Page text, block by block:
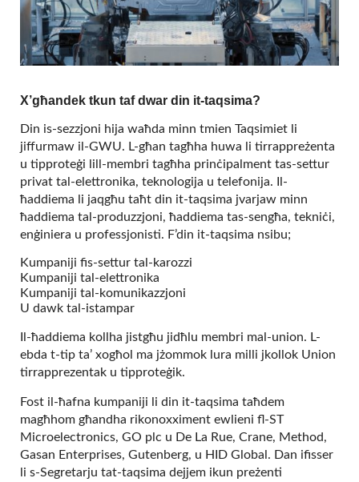
X’għandek tkun taf dwar din it-taqsima?
Din is-sezzjoni hija waħda minn tmien Taqsimiet li
jiffurmaw il-GWU. L-għan tagħha huwa li tirrappreżenta
u tipproteġi lill-membri tagħha prinċipalment tas-settur
privat tal-elettronika, teknologija u telefonija. Il-
ħaddiema li jaqgħu taħt din it-taqsima jvarjaw minn
ħaddiema tal-produzzjoni, ħaddiema tas-sengħa, tekniċi,
enġiniera u professjonisti. F’din it-taqsima nsibu;
Kumpaniji fis-settur tal-karozzi
Kumpaniji tal-elettronika
Kumpaniji tal-komunikazzjoni
U dawk tal-istampar
Il-ħaddiema kollha jistgħu jidħlu membri mal-union. L-
ebda t-tip ta’ xogħol ma jżommok lura milli jkollok Union
tirrapprezentak u tipproteġik.
Fost il-ħafna kumpaniji li din it-taqsima taħdem
magħhom għandha rikonoxximent ewlieni fl-ST
Microelectronics, GO plc u De La Rue, Crane, Method,
Gasan Enterprises, Gutenberg, u HID Global. Dan ifisser
li s-Segretarju tat-taqsima dejjem ikun preżenti